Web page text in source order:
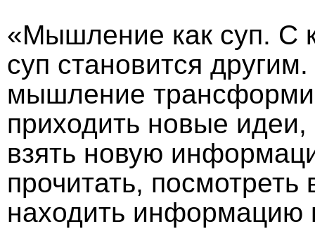
«Мышление как суп. С
суп становится
мышление
приходить новые
взять новую
прочитать,
находить информацию